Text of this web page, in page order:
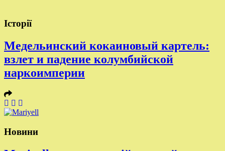
Історії
Медельинский кокаиновый картель:
взлет и падение колумбийской
наркоимперии
Новини